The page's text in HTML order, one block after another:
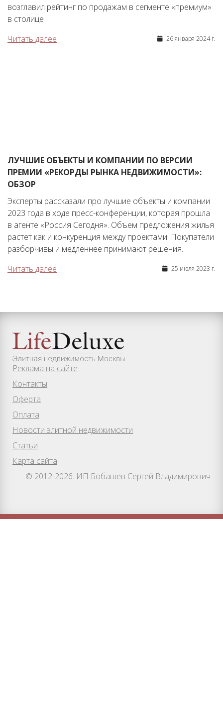
возглавил рейтинг по продажам в сегменте «премиум»
в столице
Читать далее
26 января 2024 г.
ЛУЧШИЕ ОБЪЕКТЫ И КОМПАНИИ ПО ВЕРСИИ
ПРЕМИИ «РЕКОРДЫ РЫНКА НЕДВИЖИМОСТИ»:
ОБЗОР
Эксперты рассказали про лучшие объекты и компании
2023 года в ходе пресс-конференции, которая прошла
в агенте «Россия Сегодня». Объем предложения жилья
растет как и конкуренция между проектами. Покупатели
разборчивы и медленнее принимают решения.
Читать далее
25 июля 2023 г.
Реклама на сайте
Контакты
Оферта
Оплата
Новости элитной недвижимости
Статьи
Карта сайта
© 2012-2026. ИП Бобашев Сергей Владимирович